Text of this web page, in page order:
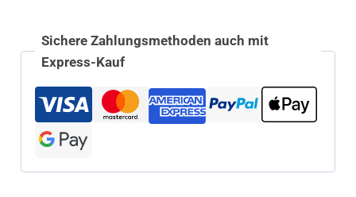
Sichere Zahlungsmethoden auch mit
Express-Kauf